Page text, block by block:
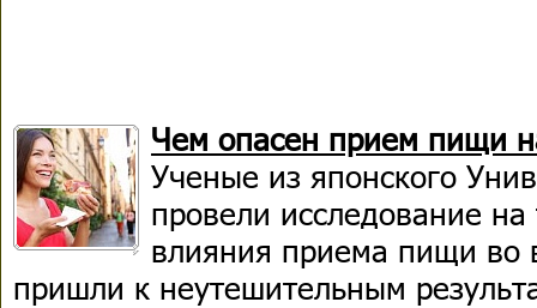
Чем опасен прием пищи
Ученые из японского
провели исследование на
влияния приема пищи во
пришли к неутешительным